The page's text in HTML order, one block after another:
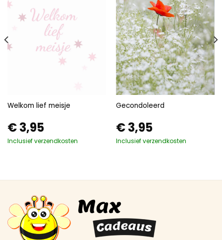
Welkom lief meisje
€3,95
Inclusief verzendkosten
Gecondoleerd
€3,95
Inclusief verzendkosten